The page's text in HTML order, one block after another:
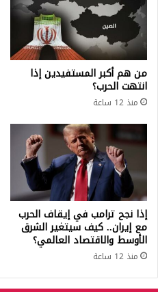
من هم أكبر المستفيدين إذا
انتهت الحرب؟
منذ 12 ساعة
إذا نجح ترامب في إيقاف الحرب
مع إيران.. كيف سيتغير الشرق
الأوسط والاقتصاد العالمي؟
منذ 12 ساعة